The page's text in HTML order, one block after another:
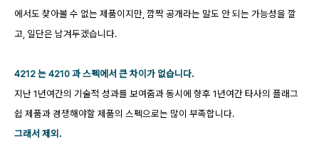
에서도 찾아볼 수 없는 제품이지만, 깜짝 공개라는 말도 안 되는 가능성을 깔
고, 일단은 남겨두겠습니다.
4212 는 4210 과 스펙에서 큰 차이가 없습니다.
지난 1년여간의 기술적 성과를 보여줌과 동시에 향후 1년여간 타사의 플래그
쉽 제품과 경쟁해야할 제품의 스펙으로는 많이 부족합니다.
그래서 제외.